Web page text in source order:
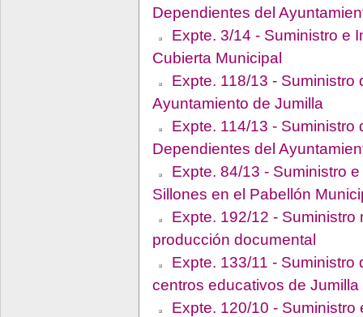
Dependientes del
Expte. 3/14 - Suministro e
Cubierta Municipal
Expte. 118/13 -
Ayuntamiento de Jumilla
Expte. 114/13 -
Dependientes del
Expte. 84/13 - Suministro
Sillones en el Pabellón
Expte. 192/12 -
producción documental
Expte. 133/11 -
centros educativos de Jumilla
Expte. 120/10 -